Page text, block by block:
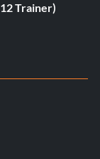
Trainer)